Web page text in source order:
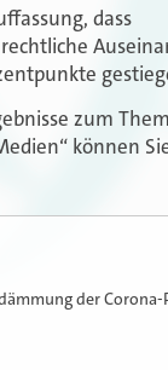
dass
zum
können
der